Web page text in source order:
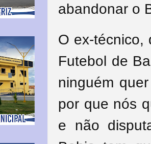
abandonar o
O ex-técnico,
Futebol de
ninguém
por que nós
e não